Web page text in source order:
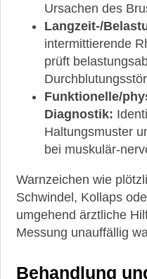
Ursachen des
Langzeit-/
intermittierende
prüft
Funktionelle/
Diagnostik:
Haltungsmuster
bei muskulär-
Warnzeichen wie
Schwindel, Kollaps
umgehend ärztliche
Messung unauffällig
Behandlung